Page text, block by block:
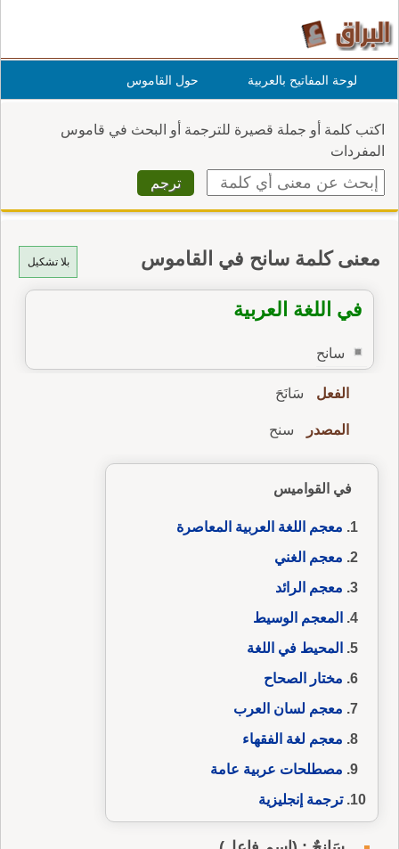
لوحة المفاتيح بالعربية حول القاموس
اكتب كلمة أو جملة قصيرة للترجمة أو البحث في قاموس
المفردات
بلا تشكيل معنى كلمة سانح في القاموس
في اللغة العربية
سانح
الفعل سَانَحَ
المصدر سنح
في القواميس
معجم اللغة العربية المعاصرة
معجم الغني
معجم الرائد
المعجم الوسيط
المحيط في اللغة
مختار الصحاح
معجم لسان العرب
معجم لغة الفقهاء
مصطلحات عربية عامة
ترجمة إنجليزية